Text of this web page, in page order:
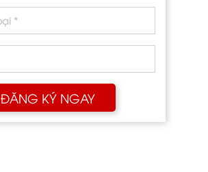
-75.8%
ĐĂNG KÝ NGAY